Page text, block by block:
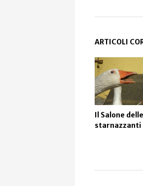
ARTICOLI
Il Salone
starnazzanti